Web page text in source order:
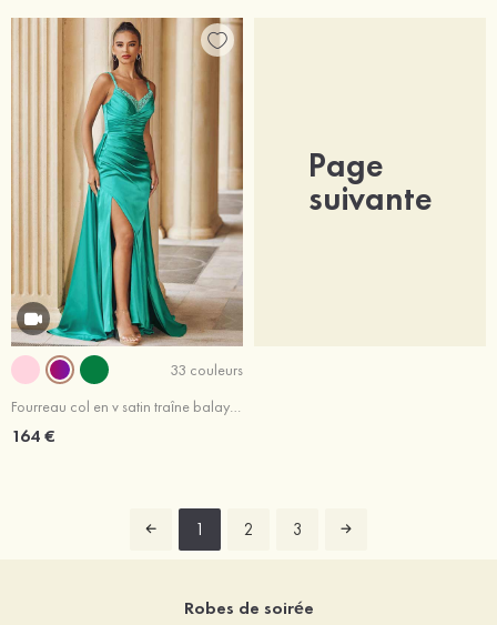
33 couleurs
Fourreau col en v satin traîne balayage robe de bal
164 €
Page
suivante
1 2 3
Robes de soirée